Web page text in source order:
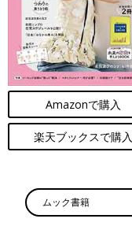
Amazonで購入
楽天ブックスで購入
ムック書籍